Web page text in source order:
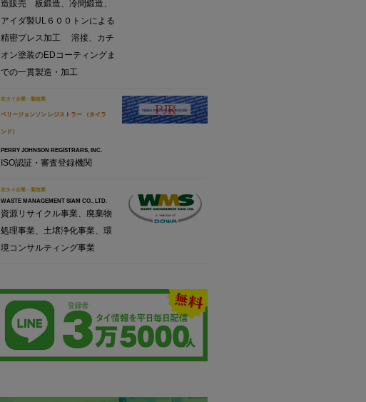
造販売 板鍛造、冷間鍛造、
アイダ製UL６００トンによる
精密プレス加工 溶接、カチ
オン塗装のEDコーティングま
での一貫製造・加工
在タイ企業・製造業
ペリージョンソン レジストラー （タイラ
ンド）
PERRY JOHNSON REGISTRARS, INC.
ISO認証・審査登録機関
在タイ企業・製造業
WASTE MANAGEMENT SIAM CO., LTD.
資源リサイクル事業、廃棄物
処理事業、土壌浄化事業、環
境コンサルティング事業